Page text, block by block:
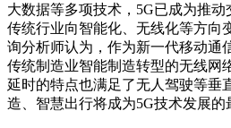
大数据等多项技术，5G已成为推
传统行业向智能化、无线化等方向
询分析师认为，作为新一代移动通
传统制造业智能制造转型的无线网
延时的特点也满足了无人驾驶等垂
造、智慧出行将成为5G技术发展的